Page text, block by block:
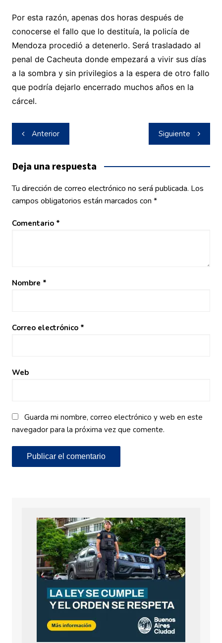
Por esta razón, apenas dos horas después de
conocerse el fallo que lo destituía, la policía de
Mendoza procedió a detenerlo. Será trasladado al
penal de Cacheuta donde empezará a vivir sus días
a la sombra y sin privilegios a la espera de otro fallo
que podría dejarlo encerrado muchos años en la
cárcel.
Navegación
de
entradas
Anterior Siguiente
Deja una respuesta
Tu dirección de correo electrónico no será publicada. Los
campos obligatorios están marcados con *
Comentario *
Nombre *
Correo electrónico *
Web
Guarda mi nombre, correo electrónico y web en este
navegador para la próxima vez que comente.